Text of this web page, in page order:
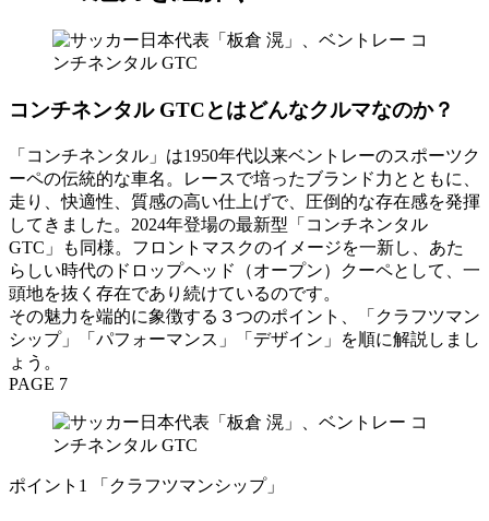
コンチネンタル GTCとはどんなクルマなのか？
「コンチネンタル」は1950年代以来ベントレーのスポーツク
ーペの伝統的な車名。レースで培ったブランド力とともに、
走り、快適性、質感の高い仕上げで、圧倒的な存在感を発揮
してきました。2024年登場の最新型「コンチネンタル
GTC」も同様。フロントマスクのイメージを一新し、あた
らしい時代のドロップヘッド（オープン）クーペとして、一
頭地を抜く存在であり続けているのです。
その魅力を端的に象徴する３つのポイント、「クラフツマン
シップ」「パフォーマンス」「デザイン」を順に解説しまし
ょう。
PAGE 7
ポイント1 「クラフツマンシップ」